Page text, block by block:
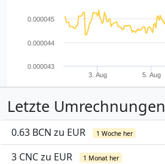
3. Aug 5. Aug
0.000043
0.000044
0.000045
Letzte Umrechnungen
0.63 BCN zu EUR 1 Woche her
3 CNC zu EUR 1 Monat her